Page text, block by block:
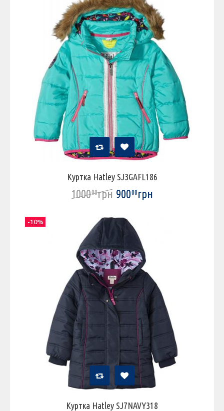
Куртка Hatley SJ3GAFL186
100000грн 90000грн
Куртка Hatley SJ7NAVY318
-10%